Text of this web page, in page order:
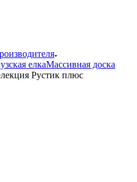
елкаМассивная доска
Рустик плюс